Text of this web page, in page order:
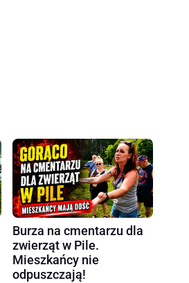
Burza na cmentarzu dla
zwierząt w Pile.
Mieszkańcy nie
odpuszczają!